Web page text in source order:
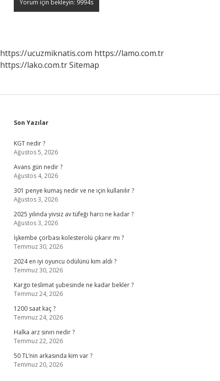
https://ucuzmiknatis.com https://lamo.com.tr
https://lako.com.trSitemap
Sidebar
Son Yazılar
KGT nedir ?
Ağustos 5, 2026
Avans gün nedir ?
Ağustos 4, 2026
301 penye kumaş nedir ve ne için kullanılır ?
Ağustos 3, 2026
2025 yılında yivsiz av tüfeği harcı ne kadar ?
Ağustos 3, 2026
İşkembe çorbası kolesterolü çıkarır mı ?
Temmuz 30, 2026
2024 en iyi oyuncu ödülünü kim aldı ?
Temmuz 30, 2026
Kargo teslimat şubesinde ne kadar bekler ?
Temmuz 24, 2026
1200 saat kaç ?
Temmuz 24, 2026
Halka arz sınırı nedir ?
Temmuz 22, 2026
50 TL’nin arkasında kim var ?
Temmuz 20, 2026